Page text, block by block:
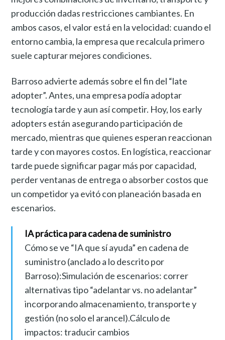
producción dadas restricciones cambiantes. En
ambos casos, el valor está en la velocidad: cuando el
entorno cambia, la empresa que recalcula primero
suele capturar mejores condiciones.
Barroso advierte además sobre el fin del “late
adopter”. Antes, una empresa podía adoptar
tecnología tarde y aun así competir. Hoy, los early
adopters están asegurando participación de
mercado, mientras que quienes esperan reaccionan
tarde y con mayores costos. En logística, reaccionar
tarde puede significar pagar más por capacidad,
perder ventanas de entrega o absorber costos que
un competidor ya evitó con planeación basada en
escenarios.
IA práctica para cadena de suministro
Cómo se ve “IA que sí ayuda” en cadena de
suministro (anclado a lo descrito por
Barroso):Simulación de escenarios: correr
alternativas tipo “adelantar vs. no adelantar”
incorporando almacenamiento, transporte y
gestión (no solo el arancel).Cálculo de
impactos: traducir cambios